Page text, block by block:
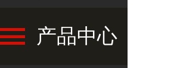
产品中心